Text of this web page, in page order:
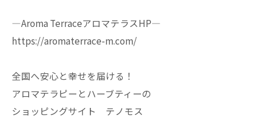
—Aroma TerraceアロマテラスHP—
https://aromaterrace-m.com/
全国へ安心と幸せを届ける！
アロマテラピーとハーブティーの
ショッピングサイト テノモス